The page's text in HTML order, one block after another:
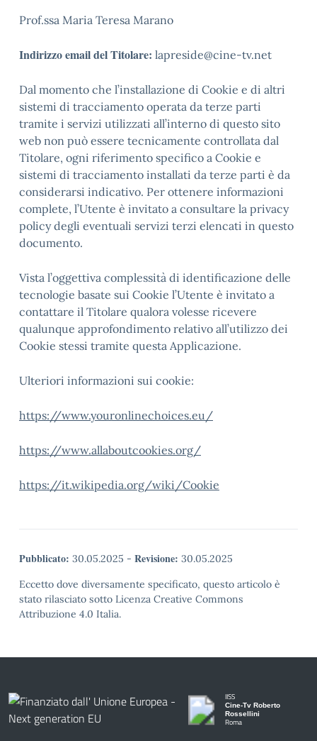
Prof.ssa Maria Teresa Marano
Indirizzo email del Titolare: lapreside@cine-tv.net
Dal momento che l’installazione di Cookie e di altri
sistemi di tracciamento operata da terze parti
tramite i servizi utilizzati all’interno di questo sito
web non può essere tecnicamente controllata dal
Titolare, ogni riferimento specifico a Cookie e
sistemi di tracciamento installati da terze parti è da
considerarsi indicativo. Per ottenere informazioni
complete, l’Utente è invitato a consultare la privacy
policy degli eventuali servizi terzi elencati in questo
documento.
Vista l’oggettiva complessità di identificazione delle
tecnologie basate sui Cookie l’Utente è invitato a
contattare il Titolare qualora volesse ricevere
qualunque approfondimento relativo all’utilizzo dei
Cookie stessi tramite questa Applicazione.
Ulteriori informazioni sui cookie:
https://www.youronlinechoices.eu/
https://www.allaboutcookies.org/
https://it.wikipedia.org/wiki/Cookie
Pubblicato: 30.05.2025 - Revisione: 30.05.2025
Eccetto dove diversamente specificato, questo articolo è
stato rilasciato sotto Licenza Creative Commons
Attribuzione 4.0 Italia.
IISS
Cine-Tv Roberto
Rossellini
Roma